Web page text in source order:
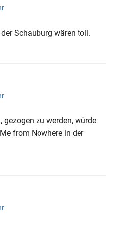
der Schauburg wären toll.
gezogen zu werden, würde
from Nowhere in der